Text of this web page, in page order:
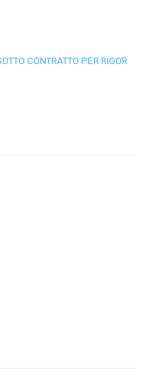
CONTRATTO PER RIGOR